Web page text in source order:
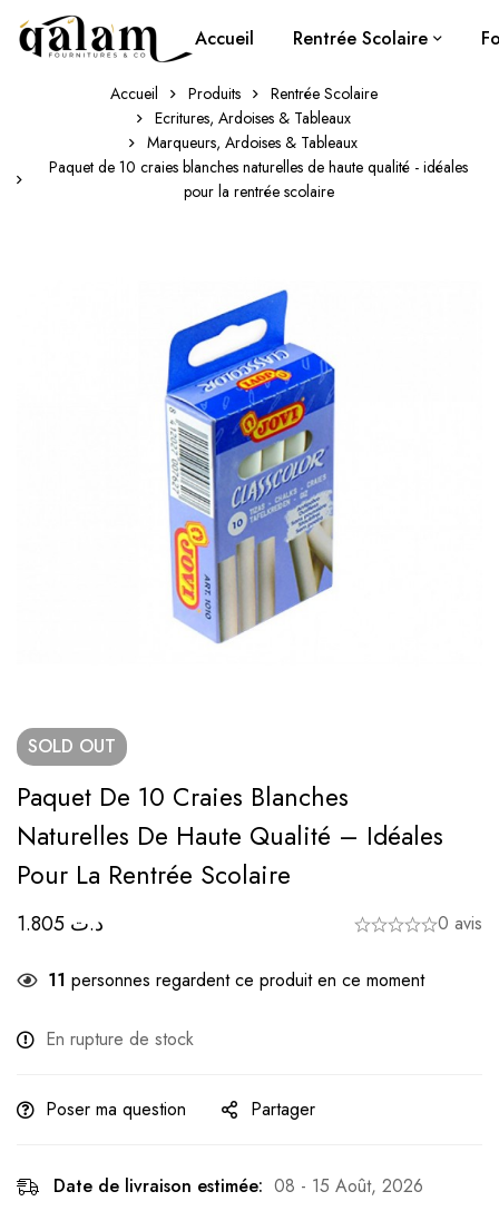
Accueil Rentrée Scolaire
Accueil Produits
Rentrée Scolaire
Ecritures, Ardoises & Tableaux
Marqueurs, Ardoises & Tableaux
Paquet de 10 craies blanches naturelles de haute qualité - idéales
pour la rentrée scolaire
SOLD OUT
Paquet De 10 Craies Blanches
Naturelles De Haute Qualité – Idéales
Pour La Rentrée Scolaire
د.ت 0 avis
11 personnes regardent ce produit en ce moment
En rupture de stock
Poser ma question Partager
Date de livraison estimée: 08 - 15 Août, 2026